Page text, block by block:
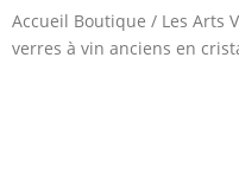
Accueil Boutique / Les Arts
verres à vin anciens en